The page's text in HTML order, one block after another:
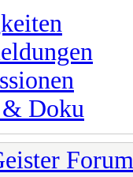
Doku
Forum